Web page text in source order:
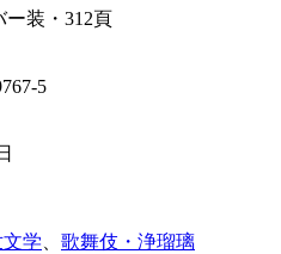
ー装・312頁
5
学 歌舞伎・浄瑠璃